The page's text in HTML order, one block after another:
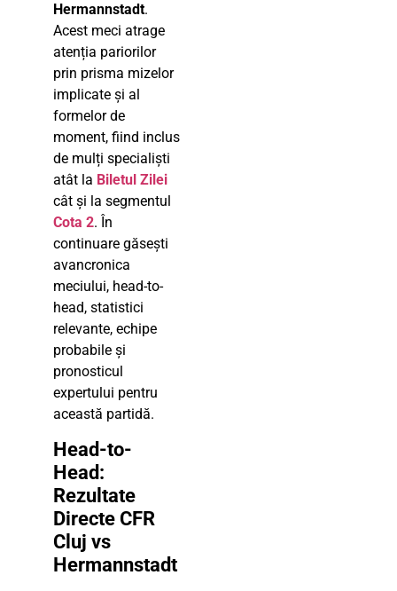
Hermannstadt.
Acest meci atrage
atenția pariorilor
prin prisma mizelor
implicate și al
formelor de
moment, fiind inclus
de mulți specialiști
atât la Biletul Zilei
cât și la segmentul
Cota 2. În
continuare găsești
avancronica
meciului, head-to-
head, statistici
relevante, echipe
probabile și
pronosticul
expertului pentru
această partidă.
Head-to-
Head:
Rezultate
Directe CFR
Cluj vs
Hermannstadt